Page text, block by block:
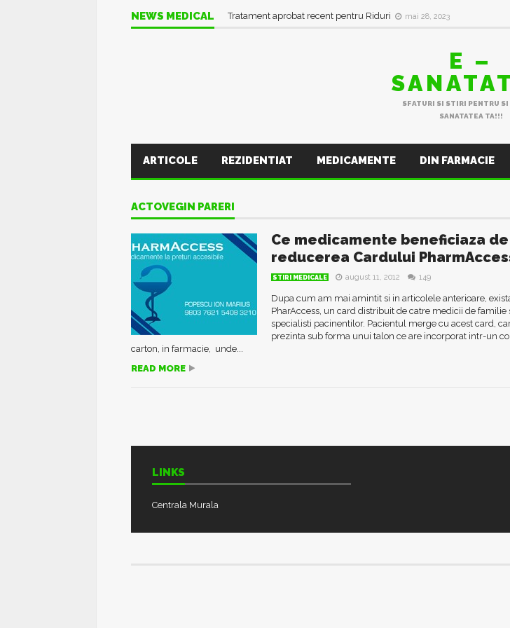
NEWS MEDICAL Tratament aprobat recent pentru Riduri mai 28, 2023
E –
SFATURI SI STIRI PENTRU SI
SANATATEA TA!!!
ARTICOLE REZIDENTIAT MEDICAMENTE DIN FARMACIE
ACTOVEGIN PARERI
Ce medicamente beneficiaza de
reducerea Cardului
STIRI MEDICALE august 11, 2012 149
Dupa cum am mai amintit si in articolele anterioare,
PharAccess, un card distribuit de catre medicii de familie
specialisti pacinentilor. Pacientul merge cu acest card,
prezinta sub forma unui talon ce are incorporat intr-un
carton, in farmacie, unde...
READ MORE
LINKS
Centrala Murala